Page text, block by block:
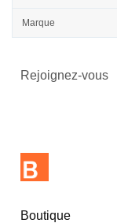
Marque
Rejoignez-vous
Boutique